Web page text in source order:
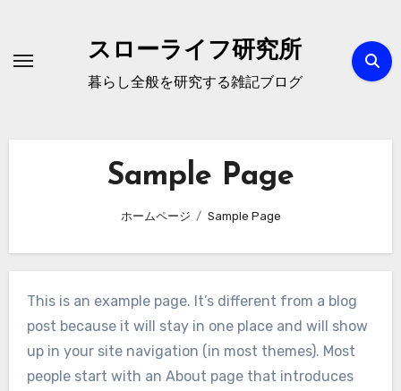
スローライフ研究所
暮らし全般を研究する雑記ブログ
Sample Page
ホームページ Sample Page
This is an example page. It’s different from a blog
post because it will stay in one place and will show
up in your site navigation (in most themes). Most
people start with an About page that introduces